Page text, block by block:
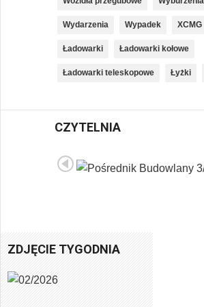
Wydarzenia Wypadek XCMG
Ładowarki Ładowarki kołowe
Ładowarki teleskopowe Łyżki
CZYTELNIA
ZDJĘCIE TYGODNIA
m
ki
e
wi
cz